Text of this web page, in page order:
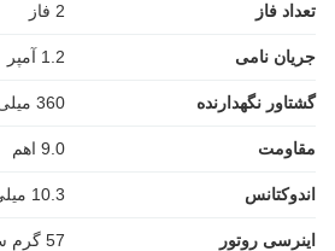
تعداد فاز
جریان نامی 1.2 آمپر
گشتاور نگهدارنده 360 میلی نیوتن متر
مقاومت 9.0 اهم
اندوکتانس 10.3 میلی هانری
اینرسی روتور 57 گرم سانتی متر مربع